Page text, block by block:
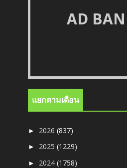
AD
แยกตามเดือน
► 2026(837)
► 2025(1229)
► 2024(1758)